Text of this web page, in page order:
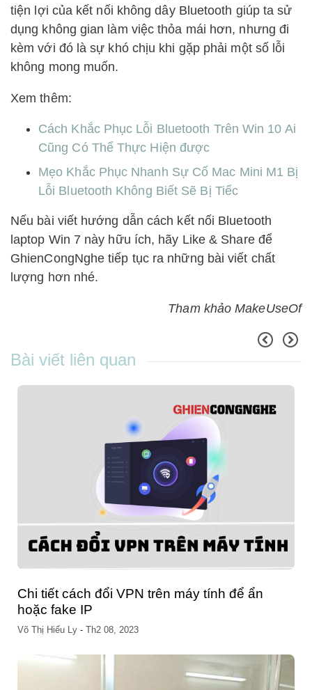
tiện lợi của kết nối không dây Bluetooth giúp ta sử
dụng không gian làm việc thỏa mái hơn, nhưng đi
kèm với đó là sự khó chịu khi gặp phải một số lỗi
không mong muốn.
Xem thêm:
Cách Khắc Phục Lỗi Bluetooth Trên Win 10 Ai
Cũng Có Thể Thực Hiện được
Mẹo Khắc Phục Nhanh Sự Cố Mac Mini M1 Bị
Lỗi Bluetooth Không Biết Sẽ Bị Tiếc
Nếu bài viết hướng dẫn cách kết nối Bluetooth
laptop Win 7 này hữu ích, hãy Like & Share để
GhienCongNghe tiếp tục ra những bài viết chất
lượng hơn nhé.
Tham khảo MakeUseOf
Bài viết liên quan
Chi tiết cách đổi VPN trên máy tính để ẩn
hoặc fake IP
Võ Thị Hiểu Ly - Th2 08, 2023